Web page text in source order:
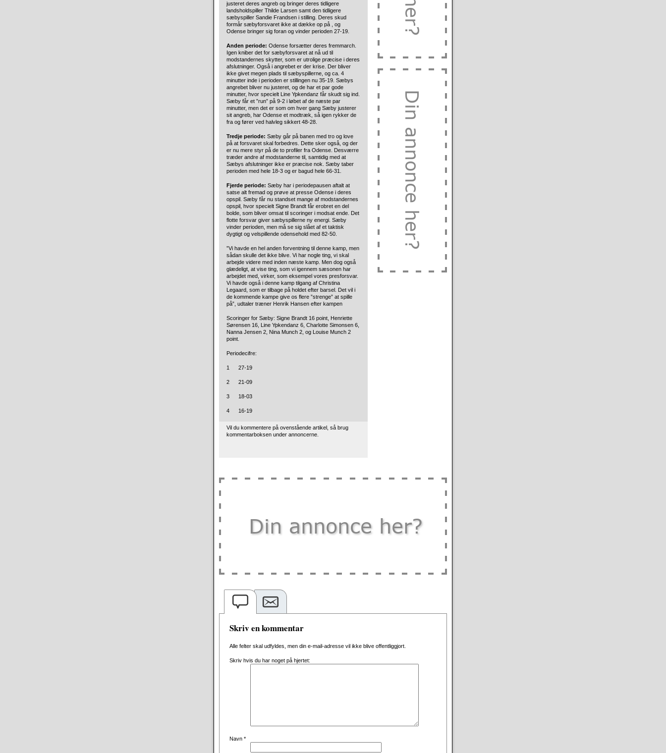
justeret deres angreb og bringer deres tidligere
landsholdspiller Thilde Larsen samt den tidligere
sæbyspiller Sandie Frandsen i stilling. Deres skud
formår sæbyforsvaret ikke at dække op på , og
Odense bringer sig foran og vinder perioden 27-19.
Anden periode: Odense forsætter deres fremmarch.
Igen kniber det for sæbyforsvaret at nå ud til
modstandernes skytter, som er utrolige præcise i deres
afslutninger. Også i angrebet er der krise. Der bliver
ikke givet megen plads til sæbyspillerne, og ca. 4
minutter inde i perioden er stillingen nu 35-19. Sæbys
angrebet bliver nu justeret, og de har et par gode
minutter, hvor specielt Line Ypkendanz får skudt sig ind.
Sæby får et ”run” på 9-2 i løbet af de næste par
minutter, men det er som om hver gang Sæby justerer
sit angreb, har Odense et modtræk, så igen rykker de
fra og fører ved halvleg sikkert 48-28.
Tredje periode: Sæby går på banen med tro og love
på at forsvaret skal forbedres. Dette sker også, og der
er nu mere styr på de to profiler fra Odense. Desværre
træder andre af modstanderne til, samtidig med at
Sæbys afslutninger ikke er præcise nok. Sæby taber
perioden med hele 18-3 og er bagud hele 66-31.
Fjerde periode: Sæby har i periodepausen aftalt at
satse alt fremad og prøve at presse Odense i deres
opspil. Sæby får nu standset mange af modstandernes
opspil, hvor specielt Signe Brandt får erobret en del
bolde, som bliver omsat til scoringer i modsat ende. Det
flotte forsvar giver sæbyspillerne ny energi. Sæby
vinder perioden, men må se sig slået af et taktisk
dygtigt og velspillende odensehold med 82-50.
”Vi havde en hel anden forventning til denne kamp, men
sådan skulle det ikke blive. Vi har nogle ting, vi skal
arbejde videre med inden næste kamp. Men dog også
glædeligt, at vise ting, som vi igennem sæsonen har
arbejdet med, virker, som eksempel vores presforsvar.
Vi havde også i denne kamp tilgang af Christina
Legaard, som er tilbage på holdet efter barsel. Det vil i
de kommende kampe give os flere ”strenge” at spille
på”, udtaler træner Henrik Hansen efter kampen
Scoringer for Sæby: Signe Brandt 16 point, Henriette
Sørensen 16, Line Ypkendanz 6, Charlotte Simonsen 6,
Nanna Jensen 2, Nina Munch 2, og Louise Munch 2
point.
Periodecifre:
1 27-19
2 21-09
3 18-03
4 16-19
Vil du kommentere på ovenstående artikel, så brug
kommentarboksen under annoncerne.
Skriv en kommentar
Alle felter skal udfyldes, men din e-mail-adresse vil ikke blive offentliggjort.
Skriv hvis du har noget på hjertet:
Navn *